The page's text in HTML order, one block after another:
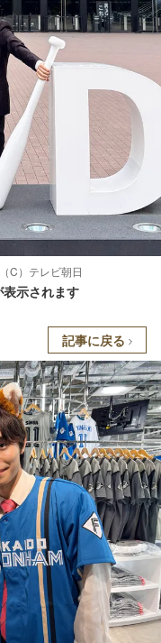
C）テレビ朝日
示されます
記事に戻る